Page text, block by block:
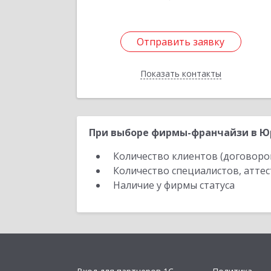
Отправить заявку
Показать контакты
Отправить заявку
Назад
При выборе фирмы-франчайзи в
Количество клиентов
Количество специалистов,
Наличие у фирмы статуса